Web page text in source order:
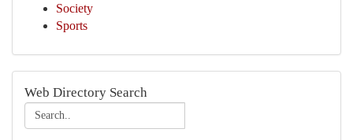
Society
Sports
Web Directory Search